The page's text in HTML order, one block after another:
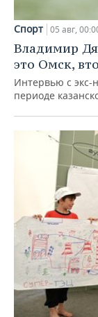
Спорт 05 авг,
Владимир
это Омск,
Интервью с
периоде